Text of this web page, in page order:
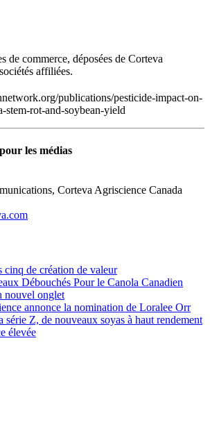
de commerce, déposées de Corteva
affiliées.
publications/pesticide-impact-on-
stem-rot-and-soybean-yield
les médias
Corteva Agriscience Canada
cinq de création de valeur
Débouchés Pour le Canola Canadien
nouvel onglet
annonce la nomination de Loralee Orr
série Z, de nouveaux soyas à haut rendement
élevée